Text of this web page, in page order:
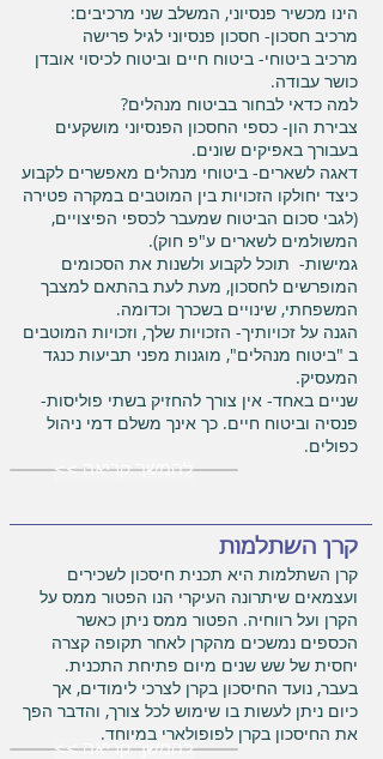
הינו מכשיר פנסיוני, המשלב שני מרכיבים:
מרכיב חסכון- חסכון פנסיוני לגיל פרישה
מרכיב ביטוחי- ביטוח חיים וביטוח לכיסוי אובדן
כושר עבודה.
למה כדאי לבחור בביטוח מנהלים?
צבירת הון- כספי החסכון הפנסיוני מושקעים
בעבורך באפיקים שונים.
דאגה לשארים- ביטוחי מנהלים מאפשרים לקבוע
כיצד יחולקו הזכויות בין המוטבים במקרה פטירה
(לגבי סכום הביטוח שמעבר לכספי הפיצויים,
המשולמים לשארים ע"פ חוק).
גמישות- תוכל לקבוע ולשנות את הסכומים
המופרשים לחסכון, מעת לעת בהתאם למצבך
המשפחתי, שינויים בשכרך וכדומה.
הגנה על זכויותיך- הזכויות שלך, וזכויות המוטבים
ב "ביטוח מנהלים", מוגנות מפני תביעות כנגד
המעסיק.
שניים באחד- אין צורך להחזיק בשתי פוליסות-
פנסיה וביטוח חיים. כך אינך משלם דמי ניהול
כפולים.
קרן השתלמות
קרן השתלמות היא תכנית חיסכון לשכירים
ועצמאים שיתרונה העיקרי הנו הפטור ממס על
הקרן ועל רווחיה. הפטור ממס ניתן כאשר
הכספים נמשכים מהקרן לאחר תקופה קצרה
יחסית של שש שנים מיום פתיחת התכנית.
בעבר, נועד החיסכון בקרן לצרכי לימודים, אך
כיום ניתן לעשות בו שימוש לכל צורך, והדבר הפך
את החיסכון בקרן לפופולארי במיוחד.
<< להמשך קריאה
<< להמשך קריאה